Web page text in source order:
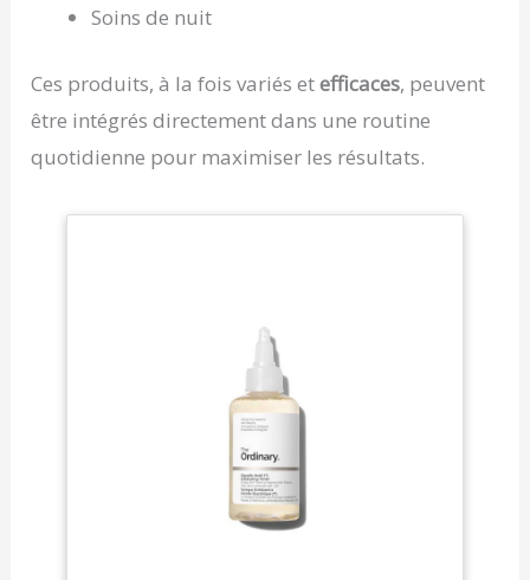
Soins de nuit
Ces produits, à la fois variés etefficaces, peuvent
être intégrés directement dans une routine
quotidienne pour maximiser les résultats.